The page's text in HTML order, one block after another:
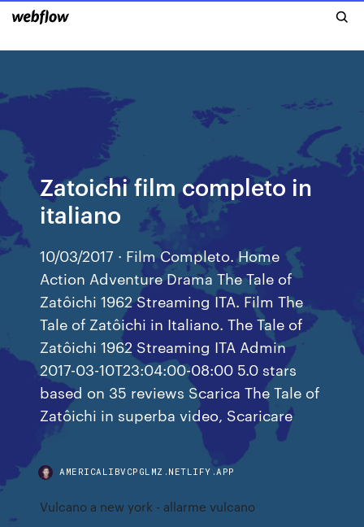
Zatoichi film completo in
italiano
10/03/2017 · Film Completo. Home
Action Adventure Drama The Tale of
Zatôichi 1962 Streaming ITA. Film The
Tale of Zatôichi in Italiano. The Tale of
Zatôichi 1962 Streaming ITA Admin
2017-03-10T23:04:00-08:00 5.0 stars
based on 35 reviews Scarica The Tale of
Zatôichi in superba video, Scaricare
AMERICALIBVCPGLMZ.NETLIFY.APP
Vulcano a new york - allarme vulcano